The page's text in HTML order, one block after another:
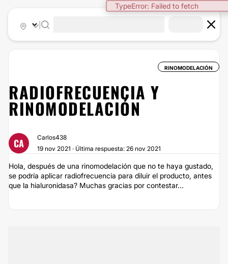
TypeError: Failed to fetch
RINOMODELACIÓN
RADIOFRECUENCIA Y
RINOMODELACIÓN
CA
Carlos438
19 nov 2021 · Última respuesta: 26 nov 2021
Hola, después de una rinomodelación que no te haya gustado,
se podría aplicar radiofrecuencia para diluir el producto, antes
que la hialuronidasa? Muchas gracias por contestar...